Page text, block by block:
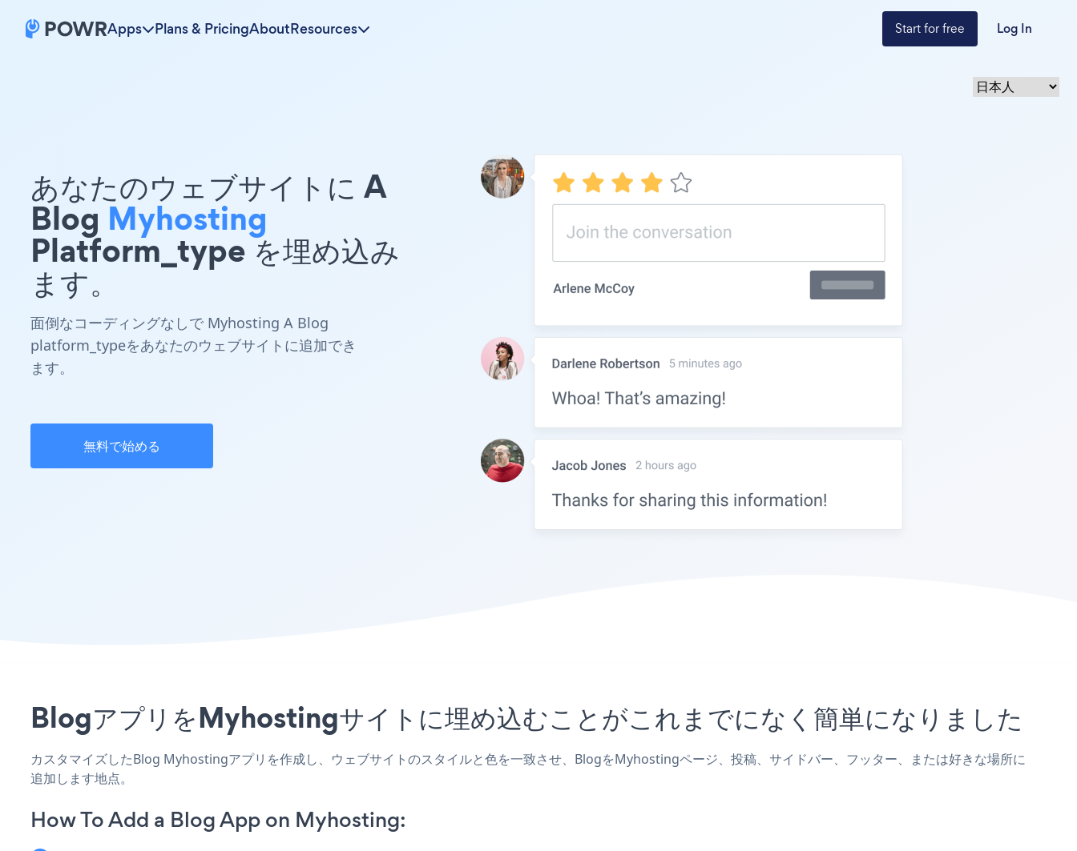
Apps Plans & PricingAboutResources Start for free Log In
あなたのウェブサイトに A
Blog Myhosting
Platform_type を埋め込み
ます。
面倒なコーディングなしで Myhosting A Blog
platform_typeをあなたのウェブサイトに追加でき
ます。
無料で始める
BlogアプリをMyhostingサイトに埋め込むことがこれまでになく簡単になりました
カスタマイズしたBlog Myhostingアプリを作成し、ウェブサイトのスタイルと色を一致させ、BlogをMyhostingページ、投稿、サイドバー、フッター、または好きな場所に
追加します地点。
How To Add a Blog App on Myhosting: